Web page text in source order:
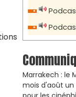
Marrakech : le
mois d'août